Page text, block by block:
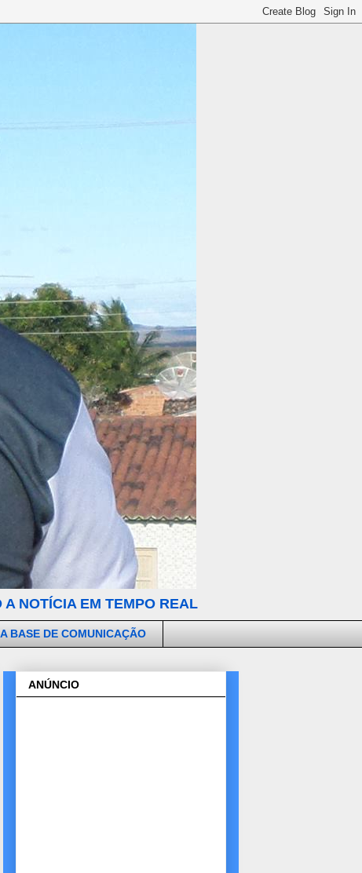
NOTÍCIA EM TEMPO REAL
BASE DE COMUNICAÇÃO
ANÚNCIO